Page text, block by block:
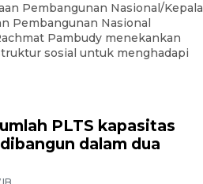
Pembangunan Nasional/Kepala
Pembangunan Nasional
Pambudy menekankan
sosial untuk menghadapi
PLTS kapasitas
dalam dua